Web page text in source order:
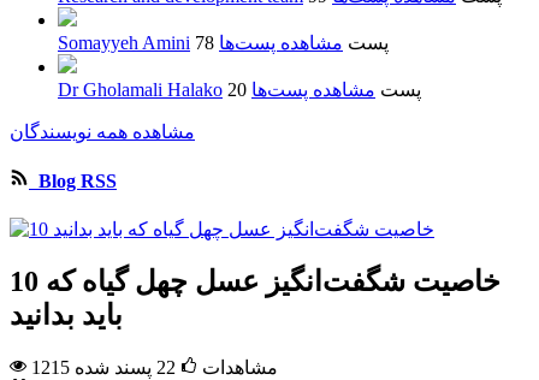
Somayyeh Amini 78 پست مشاهده پست‌ها
Dr Gholamali Halako 20 پست مشاهده پست‌ها
مشاهده همه نویسندگان
Blog RSS
10 خاصیت شگفت‌انگیز عسل چهل گیاه که
باید بدانید
1215 مشاهدات 22 پسند شده